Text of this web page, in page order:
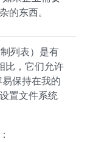
的东西。
列表）是有
比，它们允许
保持在我的
置文件系统